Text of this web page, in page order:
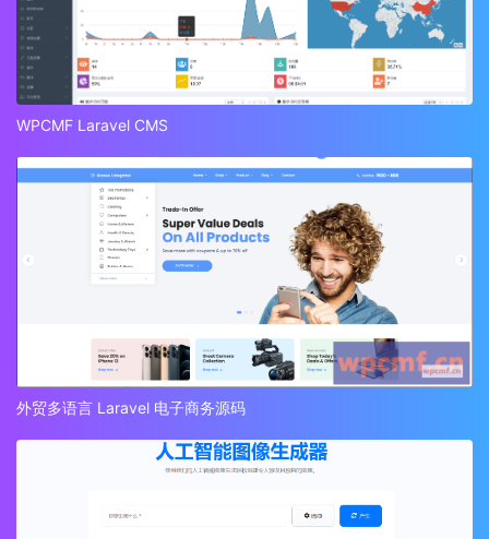
WPCMF Laravel CMS
外贸多语言 Laravel 电子商务源码